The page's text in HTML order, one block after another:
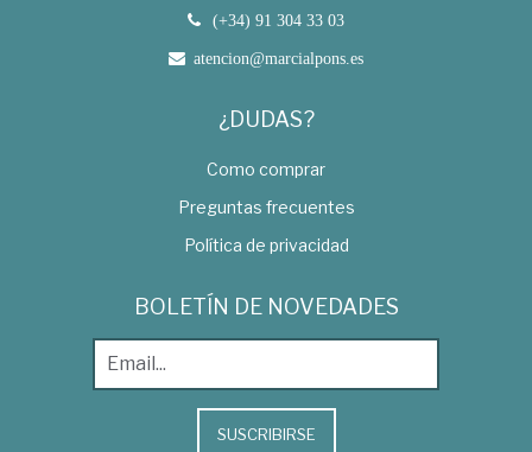
(+34) 91 304 33 03
atencion@marcialpons.es
¿DUDAS?
Como comprar
Preguntas frecuentes
Política de privacidad
BOLETÍN DE NOVEDADES
SUSCRIBIRSE